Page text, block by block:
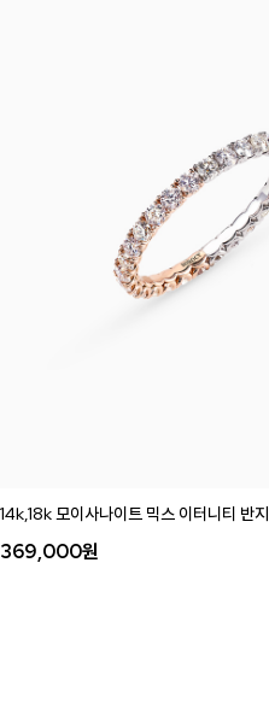
14k,18k 모이사나이트 믹스 이터니티
369,000원